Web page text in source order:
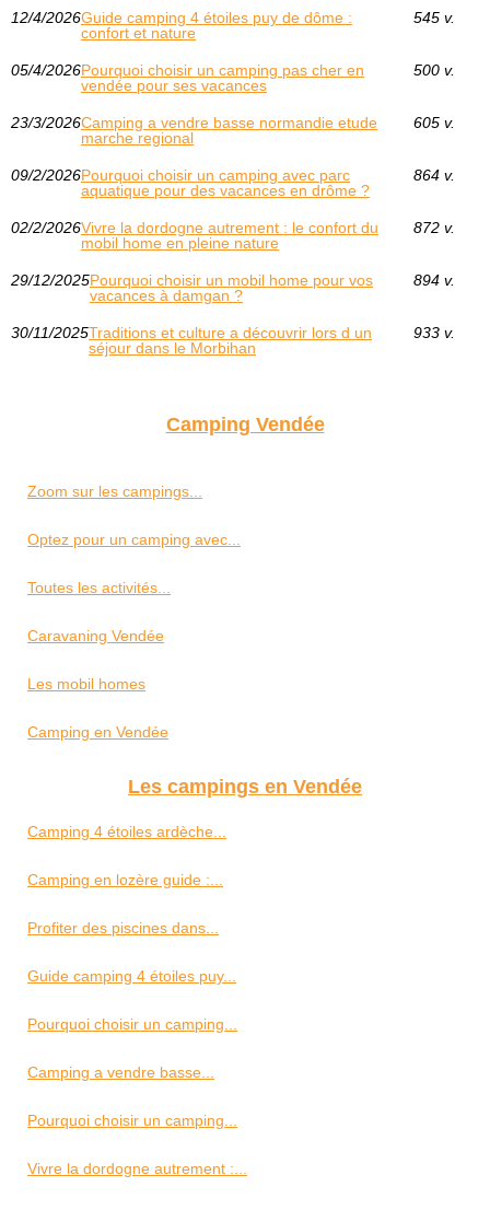
12/4/2026Guide camping 4 étoiles puy de dôme :
confort et nature
545 v.
05/4/2026Pourquoi choisir un camping pas cher en
vendée pour ses vacances
500 v.
23/3/2026Camping a vendre basse normandie etude
marche regional
605 v.
09/2/2026Pourquoi choisir un camping avec parc
aquatique pour des vacances en drôme ?
864 v.
02/2/2026Vivre la dordogne autrement : le confort du
mobil home en pleine nature
872 v.
29/12/2025Pourquoi choisir un mobil home pour vos
vacances à damgan ?
894 v.
30/11/2025Traditions et culture a découvrir lors d un
séjour dans le Morbihan
933 v.
Camping Vendée
Zoom sur les campings...
Optez pour un camping avec...
Toutes les activités...
Caravaning Vendée
Les mobil homes
Camping en Vendée
Les campings en Vendée
Camping 4 étoiles ardèche...
Camping en lozère guide :...
Profiter des piscines dans...
Guide camping 4 étoiles puy...
Pourquoi choisir un camping...
Camping a vendre basse...
Pourquoi choisir un camping...
Vivre la dordogne autrement :...